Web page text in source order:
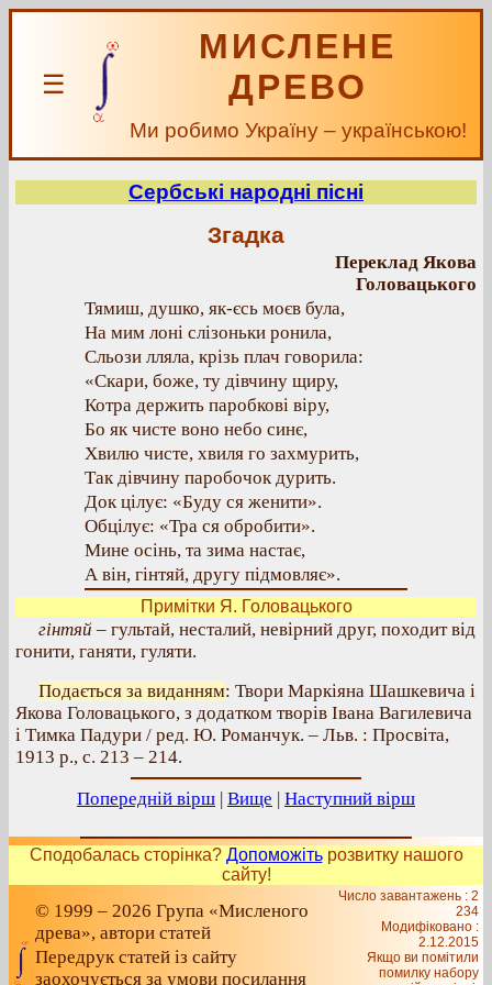
☰
МИСЛЕНЕ
ДРЕВО
Ми робимо Україну – українською!
Сербські народні пісні
Згадка
Переклад Якова
Головацького
Тямиш, душко, як-єсь моєв була,
На мим лоні слізоньки ронила,
Сльози лляла, крізь плач говорила:
«Скари, боже, ту дівчину щиру,
Котра держить паробкові віру,
Бо як чисте воно небо синє,
Хвилю чисте, хвиля го захмурить,
Так дівчину паробочок дурить.
Док цілує: «Буду ся женити».
Обцілує: «Тра ся обробити».
Мине осінь, та зима настає,
А він, гінтяй, другу підмовляє».
Примітки Я. Головацького
гінтяй – гультай, несталий, невірний друг, походит від
гонити, ганяти, гуляти.
Подається за виданням: Твори Маркіяна Шашкевича і
Якова Головацького, з додатком творів Івана Вагилевича
і Тимка Падури / ред. Ю. Романчук. – Льв. : Просвіта,
1913 р., с. 213 – 214.
Попередній вірш | Вище | Наступний вірш
Сподобалась сторінка? Допоможітьрозвитку нашого
сайту!
© 1999 – 2026 Група «Мисленого
древа», автори статей
Передрук статей із сайту
заохочується за умови посилання
Число завантажень : 2
234
Модифіковано :
2.12.2015
Якщо ви помітили
помилку набору